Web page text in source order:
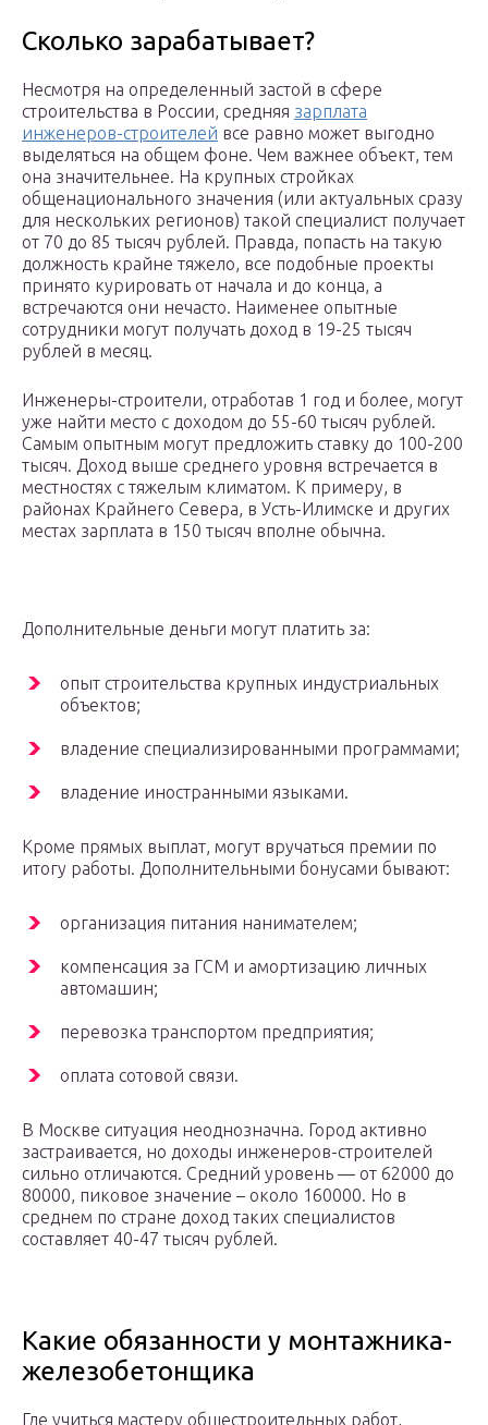
Сколько зарабатывает?
Несмотря на определенный застой в сфере
строительства в России, средняя зарплата
инженеров-строителей все равно может выгодно
выделяться на общем фоне. Чем важнее объект, тем
она значительнее. На крупных стройках
общенационального значения (или актуальных сразу
для нескольких регионов) такой специалист получает
от 70 до 85 тысяч рублей. Правда, попасть на такую
должность крайне тяжело, все подобные проекты
принято курировать от начала и до конца, а
встречаются они нечасто. Наименее опытные
сотрудники могут получать доход в 19-25 тысяч
рублей в месяц.
Инженеры-строители, отработав 1 год и более, могут
уже найти место с доходом до 55-60 тысяч рублей.
Самым опытным могут предложить ставку до 100-200
тысяч. Доход выше среднего уровня встречается в
местностях с тяжелым климатом. К примеру, в
районах Крайнего Севера, в Усть-Илимске и других
местах зарплата в 150 тысяч вполне обычна.
Дополнительные деньги могут платить за:
опыт строительства крупных индустриальных
объектов;
владение специализированными программами;
владение иностранными языками.
Кроме прямых выплат, могут вручаться премии по
итогу работы. Дополнительными бонусами бывают:
организация питания нанимателем;
компенсация за ГСМ и амортизацию личных
автомашин;
перевозка транспортом предприятия;
оплата сотовой связи.
В Москве ситуация неоднозначна. Город активно
застраивается, но доходы инженеров-строителей
сильно отличаются. Средний уровень — от 62000 до
80000, пиковое значение – около 160000. Но в
среднем по стране доход таких специалистов
составляет 40-47 тысяч рублей.
Какие обязанности у монтажника-
железобетонщика
Где учиться мастеру общестроительных работ,